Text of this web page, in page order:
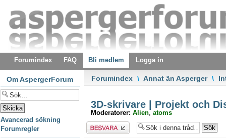
Forumindex FAQ Bli medlem Logga in
Forumindex \ Annat än Asperger \
3D-skrivare | Projekt och
Moderatorer: Alien, atoms
Besvara
Om AspergerForum
Avancerad sökning
Forumregler